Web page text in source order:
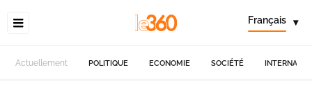
Français ▾
Actuellement POLITIQUE ECONOMIE SOCIÉTÉ